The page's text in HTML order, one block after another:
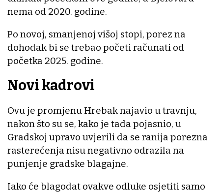
nema od 2020. godine.
Po novoj, smanjenoj višoj stopi, porez na
dohodak bi se trebao početi računati od
početka 2025. godine.
Novi kadrovi
Ovu je promjenu Hrebak najavio u travnju,
nakon što su se, kako je tada pojasnio, u
Gradskoj upravo uvjerili da se ranija porezna
rasterećenja nisu negativno odrazila na
punjenje gradske blagajne.
Iako će blagodat ovakve odluke osjetiti samo